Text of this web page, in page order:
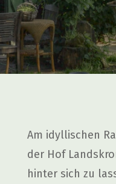
Am idyl­li­schen
der Hof
hin­ter sich zu